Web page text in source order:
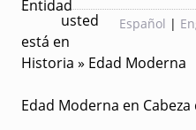
Español |
usted
está en
Historia » Edad Moderna
Edad Moderna en Cabeza